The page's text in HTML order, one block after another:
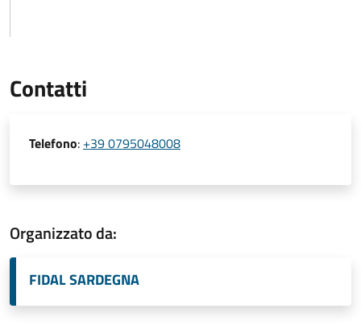
Contatti
Telefono: +39 0795048008
Organizzato da:
FIDAL SARDEGNA